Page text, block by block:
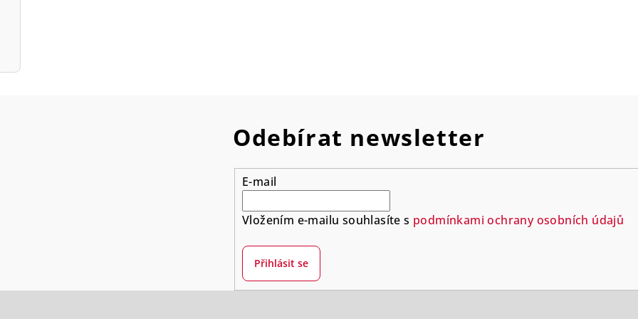
Odebírat newsletter
E-mail
Vložením e-mailu souhlasíte s podmínkami ochrany osobních údajů
Přihlásit se